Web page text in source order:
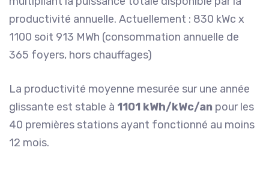
productivité annuelle. Actuellement : 830 kWc x
1100 soit 913 MWh (consommation annuelle de
365 foyers, hors chauffages)
La productivité moyenne mesurée sur une année
glissante est stable à 1101 kWh/kWc/an pour les
40 premières stations ayant fonctionné au moins
12 mois.